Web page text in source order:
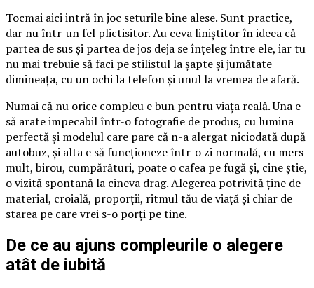
Tocmai aici intră în joc seturile bine alese. Sunt practice,
dar nu într-un fel plictisitor. Au ceva liniștitor în ideea că
partea de sus și partea de jos deja se înțeleg între ele, iar tu
nu mai trebuie să faci pe stilistul la șapte și jumătate
dimineața, cu un ochi la telefon și unul la vremea de afară.
Numai că nu orice compleu e bun pentru viața reală. Una e
să arate impecabil într-o fotografie de produs, cu lumina
perfectă și modelul care pare că n-a alergat niciodată după
autobuz, și alta e să funcționeze într-o zi normală, cu mers
mult, birou, cumpărături, poate o cafea pe fugă și, cine știe,
o vizită spontană la cineva drag. Alegerea potrivită ține de
material, croială, proporții, ritmul tău de viață și chiar de
starea pe care vrei s-o porți pe tine.
De ce au ajuns compleurile o alegere
atât de iubită